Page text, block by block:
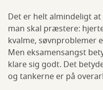
Det er helt almindeligt
man skal præstere:
kvalme, søvnproblemer
Men eksamensangst
klare sig godt. Det
og tankerne er på